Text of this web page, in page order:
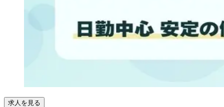
求人を見る